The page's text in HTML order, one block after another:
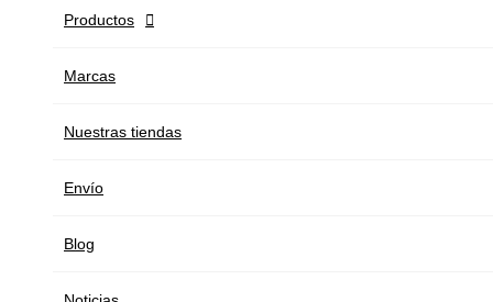
Productos 
Marcas
Nuestras tiendas
Envío
Blog